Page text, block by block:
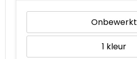
Onbewerkt
1